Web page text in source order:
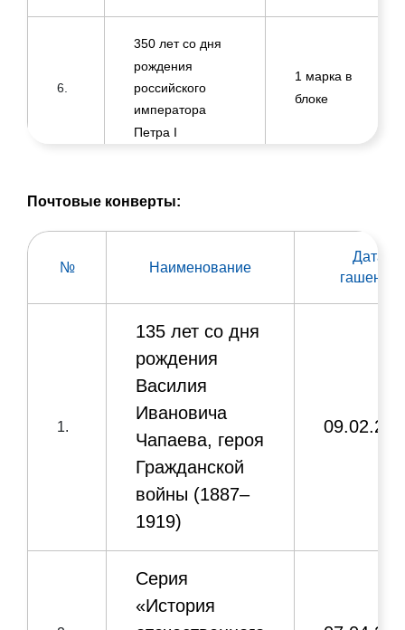
6.
350 летсо дня
рождения
российского
императора
Петра I
1 марка в
блоке
7.
Шахматы
Серия «Музеи
Народной
Республики».
исторический
музей Великой
Отечественной
войны (г. Донецк)
150 лет городу
Ясиноватая
Серия «Великие
люди Донецкого
Почтовые конверты:
№ Наименование
Дата
гашения
1.
135 лет со дня
рождения
Василия
Ивановича
Чапаева, героя
Гражданской
войны (1887–
1919)
Серия
«История